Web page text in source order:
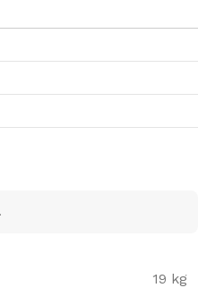
19 kg